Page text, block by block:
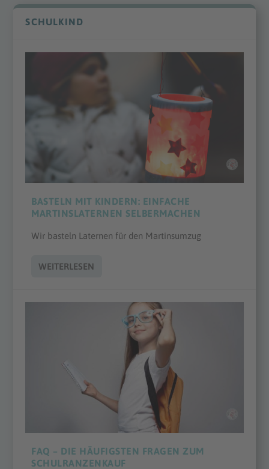
SCHULKIND
BASTELN MIT KINDERN: EINFACHE
MARTINSLATERNEN SELBERMACHEN
Wir basteln Laternen für den Martinsumzug
WEITERLESEN
FAQ – DIE HÄUFIGSTEN FRAGEN ZUM
SCHULRANZENKAUF